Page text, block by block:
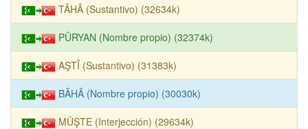
TÂHÂ (Sustantivo) (32634k)
PÜRYAN (Nombre propio) (32374k)
AŞTÎ (Sustantivo) (31383k)
BÂHÂ (Nombre propio) (30030k)
MÜŞTE (Interjección) (29634k)